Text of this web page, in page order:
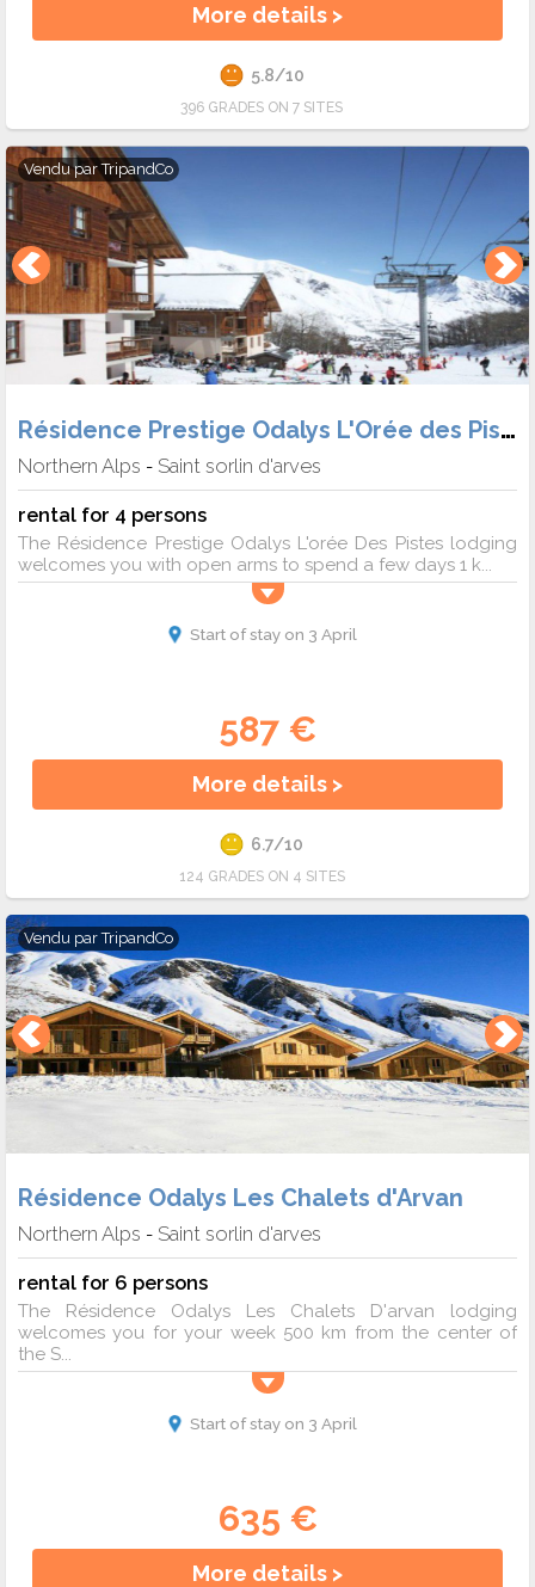
More details >
5.8/10
396 GRADES ON 7 SITES
Vendu parTripandCo
Résidence Prestige Odalys L'Orée des Pistes
Northern Alps - Saint sorlin d'arves
rental for 4 persons
The Résidence Prestige Odalys L'orée Des Pistes lodging
welcomes you with open arms to spend a few days 1 k...
Start of stay on 3 April
587 €
More details >
6.7/10
124 GRADES ON 4 SITES
Vendu parTripandCo
Résidence Odalys Les Chalets d'Arvan
Northern Alps - Saint sorlin d'arves
rental for 6 persons
The Résidence Odalys Les Chalets D'arvan lodging
welcomes you for your week 500 km from the center of
the S...
Start of stay on 3 April
635 €
More details >